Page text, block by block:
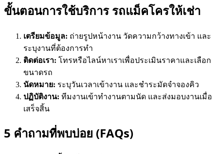
ขั้นตอนการใช้บริการ รถแม็คโครให้เช่า
เตรียมข้อมูล: ถ่ายรูปหน้างาน วัดความกว้างทางเข้า และ
ระบุงานที่ต้องการทำ
ติดต่อเรา: โทรหรือไลน์หาเราเพื่อประเมินราคาและเลือก
ขนาดรถ
นัดหมาย: ระบุวันเวลาเข้างาน และชำระมัดจำจองคิว
ปฏิบัติงาน: ทีมงานเข้าทำงานตามนัด และส่งมอบงานเมื่อ
เสร็จสิ้น
5 คำถามที่พบบ่อย (FAQs)